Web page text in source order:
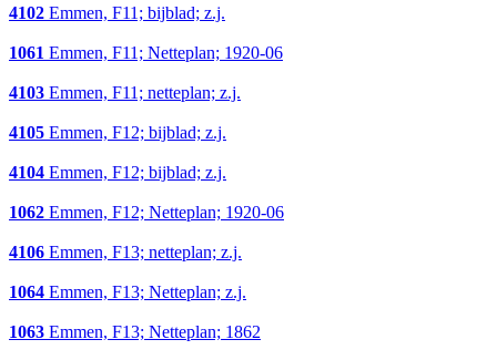
4102 Emmen, F11; bijblad; z.j.
1061 Emmen, F11; Netteplan; 1920-06
4103 Emmen, F11; netteplan; z.j.
4105 Emmen, F12; bijblad; z.j.
4104 Emmen, F12; bijblad; z.j.
1062 Emmen, F12; Netteplan; 1920-06
4106 Emmen, F13; netteplan; z.j.
1064 Emmen, F13; Netteplan; z.j.
1063 Emmen, F13; Netteplan; 1862